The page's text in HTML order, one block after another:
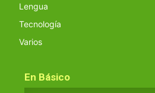
Lengua
Tecnología
Varios
En Básico